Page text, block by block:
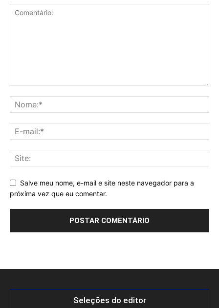
Salve meu nome, e-mail e site neste navegador para a
próxima vez que eu comentar.
Seleções do editor